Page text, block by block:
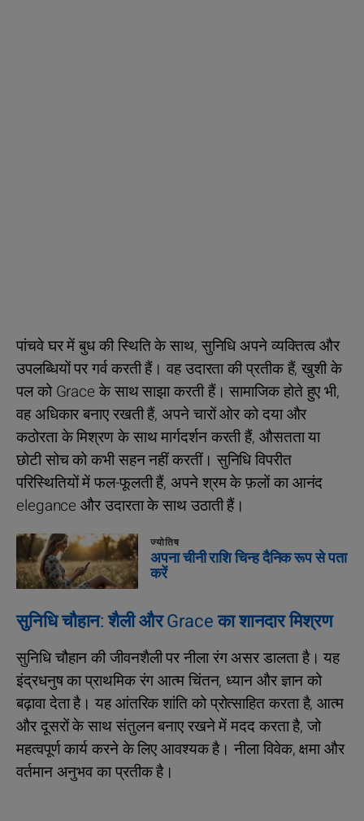
पांचवे घर में बुध की स्थिति के साथ, सुनिधि अपने व्यक्तित्व और
उपलब्धियों पर गर्व करती हैं। वह उदारता की प्रतीक हैं, खुशी के
पल को Grace के साथ साझा करती हैं। सामाजिक होते हुए भी,
वह अधिकार बनाए रखती हैं, अपने चारों ओर को दया और
कठोरता के मिश्रण के साथ मार्गदर्शन करती हैं, औसतता या
छोटी सोच को कभी सहन नहीं करतीं। सुनिधि विपरीत
परिस्थितियों में फल-फूलती हैं, अपने श्रम के फ़लों का आनंद
elegance और उदारता के साथ उठाती हैं।
ज्योतिष
अपना चीनी राशि चिन्ह दैनिक रूप से पता
करें
सुनिधि चौहान: शैली और Grace का शानदार मिश्रण
सुनिधि चौहान की जीवनशैली पर नीला रंग असर डालता है। यह
इंद्रधनुष का प्राथमिक रंग आत्म चिंतन, ध्यान और ज्ञान को
बढ़ावा देता है। यह आंतरिक शांति को प्रोत्साहित करता है, आत्म
और दूसरों के साथ संतुलन बनाए रखने में मदद करता है, जो
महत्वपूर्ण कार्य करने के लिए आवश्यक है। नीला विवेक, क्षमा और
वर्तमान अनुभव का प्रतीक है।